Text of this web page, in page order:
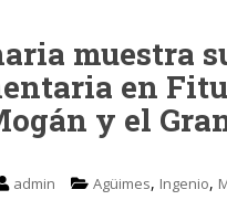
muestra
en
y el
admin Agüimes, Ingenio,